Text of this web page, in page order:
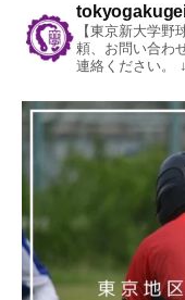
【東京新大学野
頼、お問い合わ
連絡ください。